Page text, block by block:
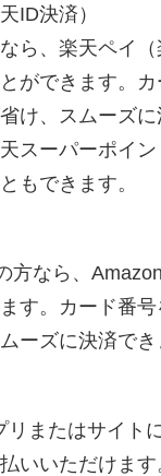
ID決済）
ら、楽天ペイ（
ができます。カ
け、スムーズに
スーパーポイン
もできます。
方なら、
す。カード番
ーズに決済でき
リまたはサイト
いいただけま